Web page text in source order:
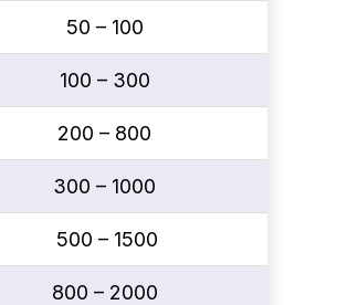
50 – 100
100 – 300
200 – 800
300 – 1000
500 – 1500
800 – 2000